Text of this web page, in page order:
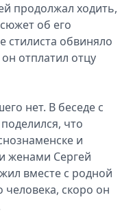
продолжал ходить,
об его
стилиста обвиняло
отплатил отцу
нет. В беседе с
что
и
женами Сергей
вместе с родной
скоро он